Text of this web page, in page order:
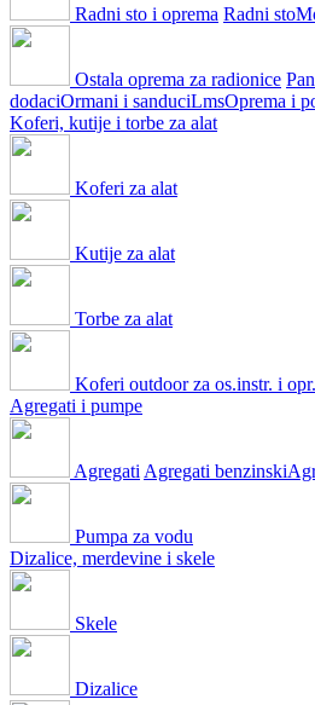
Radni sto i oprema Radni sto
Ostala oprema za radionice
dodaciOrmani i sanduciLmsOprema i
Koferi, kutije i torbe za alat
Koferi za alat
Kutije za alat
Torbe za alat
Koferi outdoor za os.instr. i opr.
Agregati i pumpe
Agregati Agregati benzinski
Pumpa za vodu
Dizalice, merdevine i skele
Skele
Dizalice